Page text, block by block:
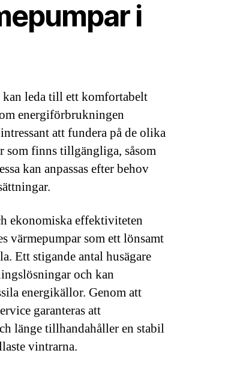
i
kan leda till ett komfortabelt
energiförbrukningen
att fundera på de olika
som finns tillgängliga, såsom
kan anpassas efter behov
ekonomiska effektiviteten
värmepumpar som ett lönsamt
Ett stigande antal husägare
och kan
energikällor. Genom att
garanteras att
länge tillhandahåller en stabil
vintrarna.